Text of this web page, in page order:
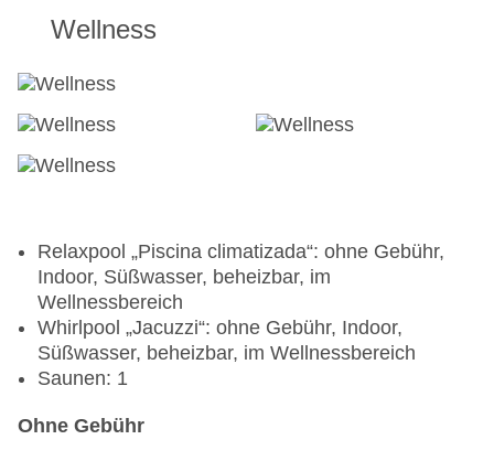
Wellness
Relaxpool „Piscina climatizada“: ohne Gebühr,
Indoor, Süßwasser, beheizbar, im
Wellnessbereich
Whirlpool „Jacuzzi“: ohne Gebühr, Indoor,
Süßwasser, beheizbar, im Wellnessbereich
Saunen: 1
Ohne Gebühr